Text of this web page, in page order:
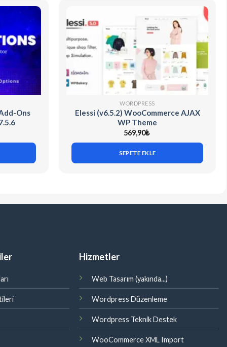
Ons
WORDPRESS
Elessi (v6.5.2) WooCommerce AJAX
WP Theme
569,90₺
SEPETE EKLE
Hizmetler
Web Tasarım (yakında...)
Wordpress Düzenleme
Wordpress Teknik Destek
WooCommerce XML Import